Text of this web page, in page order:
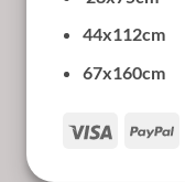
44x112cm
67x160cm
Visa